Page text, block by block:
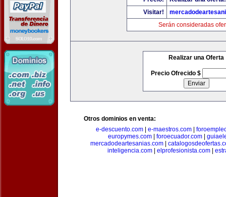
Visitar!
Serán consideradas
Realizar una Oferta
Precio Ofrecido $
Otros dominios en venta:
e-descuento.com| e-maestros.com|
europymes.com| foroecuador.com|
mercadodeartesanias.com
inteligencia.com| elprofesionista.com|